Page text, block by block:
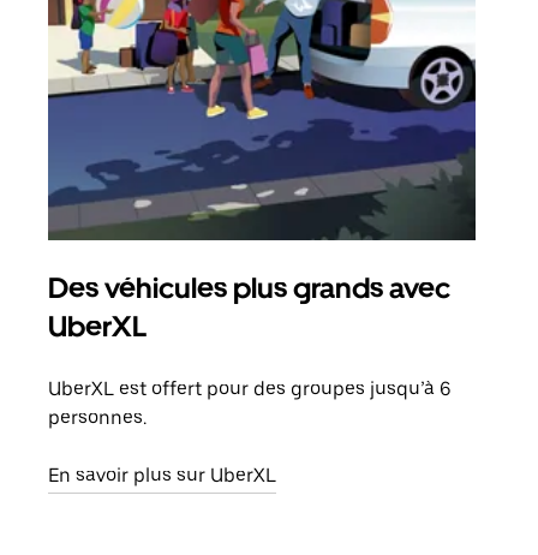
Des véhicules plus grands avec
UberXL
UberXL est offert pour des groupes jusqu’à 6
personnes.
En savoir plus sur UberXL